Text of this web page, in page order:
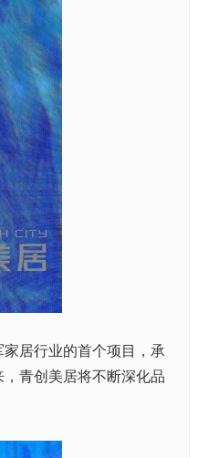
居行业的首个项目，承
青创美居将不断深化品